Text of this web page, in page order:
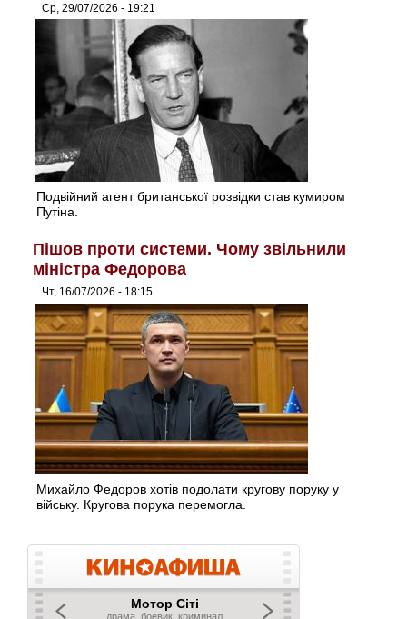
Ср, 29/07/2026 - 19:21
Подвійний агент британської розвідки став кумиром
Путіна.
Пішов проти системи. Чому звільнили
міністра Федорова
Чт, 16/07/2026 - 18:15
Михайло Федоров хотів подолати кругову поруку у
війську. Кругова порука перемогла.